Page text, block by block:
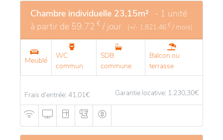
Chambre individuelle 23,15m² - 1 unité
à partir de 59,72 € / jour (+/- 1.821,46 € / mois)
Meublé
WC
commun
SDB
commune
Balcon ou
terrasse
Frais d'entrée: 41,01€ Garantie locative: 1.230,30€